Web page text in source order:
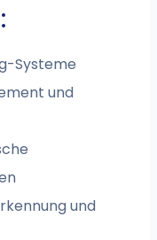
Systeme
und
und